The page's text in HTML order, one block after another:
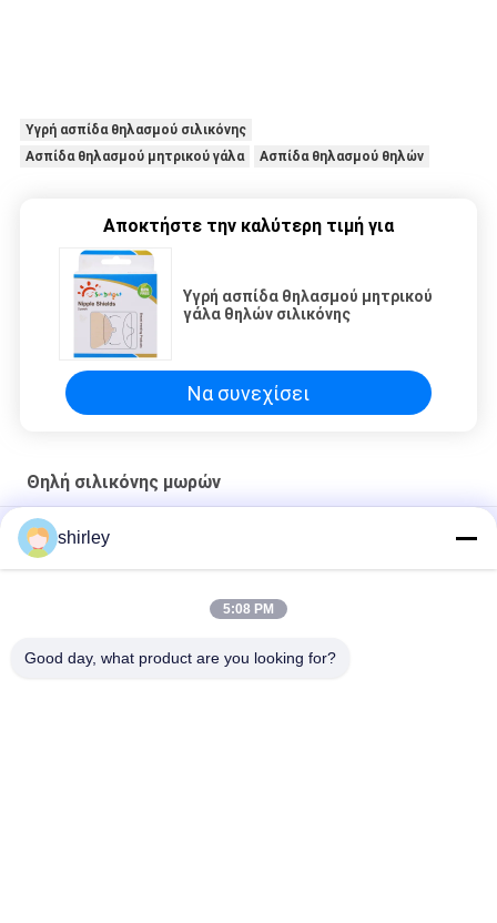
Υγρή ασπίδα θηλασμού σιλικόνης
Ασπίδα θηλασμού μητρικού γάλα
Ασπίδα θηλασμού θηλών
Αποκτήστε την καλύτερη τιμή για
Υγρή ασπίδα θηλασμού μητρικού
γάλα θηλών σιλικόνης
Να συνεχίσει
Θηλή σιλικόνης μωρών
Πρώτα απαραίτητα Σιλικόνιο μπουκάλι βυζιά, αργή ροή
Εργοστασιακό πρότυπο λαιμό βρέφος βυζιά υγρή σιλικόνη
shirley
5:08 PM
Good day, what product are you looking for?